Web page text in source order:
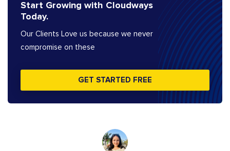
Start Growing with Cloudways
Today.
Our Clients Love us because we never
compromise on these
GET STARTED FREE